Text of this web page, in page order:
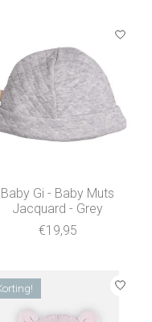
Baby Gi - Baby Muts
Jacquard - Grey
€19,95